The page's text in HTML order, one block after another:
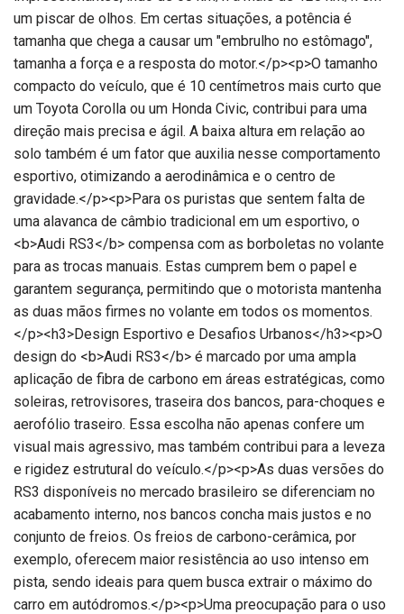
um piscar de olhos. Em certas situações, a potência é
tamanha que chega a causar um "embrulho no estômago",
tamanha a força e a resposta do motor.</p><p>O tamanho
compacto do veículo, que é 10 centímetros mais curto que
um Toyota Corolla ou um Honda Civic, contribui para uma
direção mais precisa e ágil. A baixa altura em relação ao
solo também é um fator que auxilia nesse comportamento
esportivo, otimizando a aerodinâmica e o centro de
gravidade.</p><p>Para os puristas que sentem falta de
uma alavanca de câmbio tradicional em um esportivo, o
<b>Audi RS3</b> compensa com as borboletas no volante
para as trocas manuais. Estas cumprem bem o papel e
garantem segurança, permitindo que o motorista mantenha
as duas mãos firmes no volante em todos os momentos.
</p><h3>Design Esportivo e Desafios Urbanos</h3><p>O
design do <b>Audi RS3</b> é marcado por uma ampla
aplicação de fibra de carbono em áreas estratégicas, como
soleiras, retrovisores, traseira dos bancos, para-choques e
aerofólio traseiro. Essa escolha não apenas confere um
visual mais agressivo, mas também contribui para a leveza
e rigidez estrutural do veículo.</p><p>As duas versões do
RS3 disponíveis no mercado brasileiro se diferenciam no
acabamento interno, nos bancos concha mais justos e no
conjunto de freios. Os freios de carbono-cerâmica, por
exemplo, oferecem maior resistência ao uso intenso em
pista, sendo ideais para quem busca extrair o máximo do
carro em autódromos.</p><p>Uma preocupação para o uso